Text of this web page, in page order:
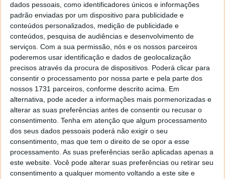
dados pessoais, como identificadores únicos e informações
padrão enviadas por um dispositivo para publicidade e
conteúdos personalizados, medição de publicidade e
conteúdos, pesquisa de audiências e desenvolvimento de
serviços. Com a sua permissão, nós e os nossos parceiros
poderemos usar identificação e dados de geolocalização
precisos através da procura de dispositivos. Poderá clicar para
consentir o processamento por nossa parte e pela parte dos
nossos 1731 parceiros, conforme descrito acima. Em
alternativa, pode aceder a informações mais pormenorizadas e
alterar as suas preferências antes de consentir ou recusar o
consentimento. Tenha em atenção que algum processamento
dos seus dados pessoais poderá não exigir o seu
consentimento, mas que tem o direito de se opor a esse
processamento. As suas preferências serão aplicadas apenas a
este website. Você pode alterar suas preferências ou retirar seu
consentimento a qualquer momento voltando a este site e
Redmi 5, Redmi 5A, Redmi 5 Plus, Redmi Note 5A
Redmi 4, Redmi 4A, Redmi 4X, Redmi Note 4,
Redmi Note 4 X
Redmi 3s / 3X
Redmi Note 6, Redmi Note 6 Pro
Contudo, temos alguns dispositivos que já chegaram
ao seu fim de vida útil, tal como referido, em
seguida: